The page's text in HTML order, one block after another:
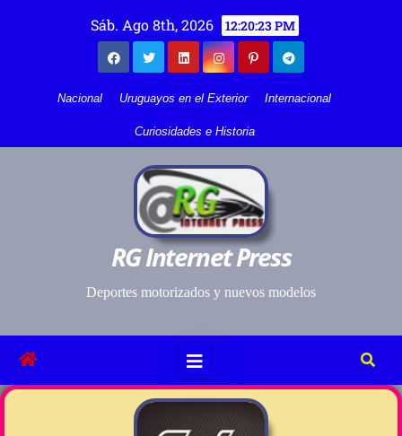
Sáb. Ago 8th, 2026 12:20:24 PM
Nacional Uruguayos en el Exterior Internacional
Curiosidades e Historia
RG Internet Press
Deportes motorizados y nuevos modelos